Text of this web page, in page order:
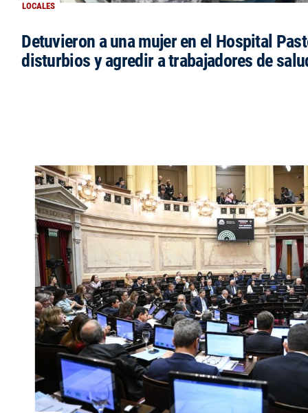
LOCALES
Detuvieron a una mujer en el Hospital
disturbios y agredir a trabajadores de